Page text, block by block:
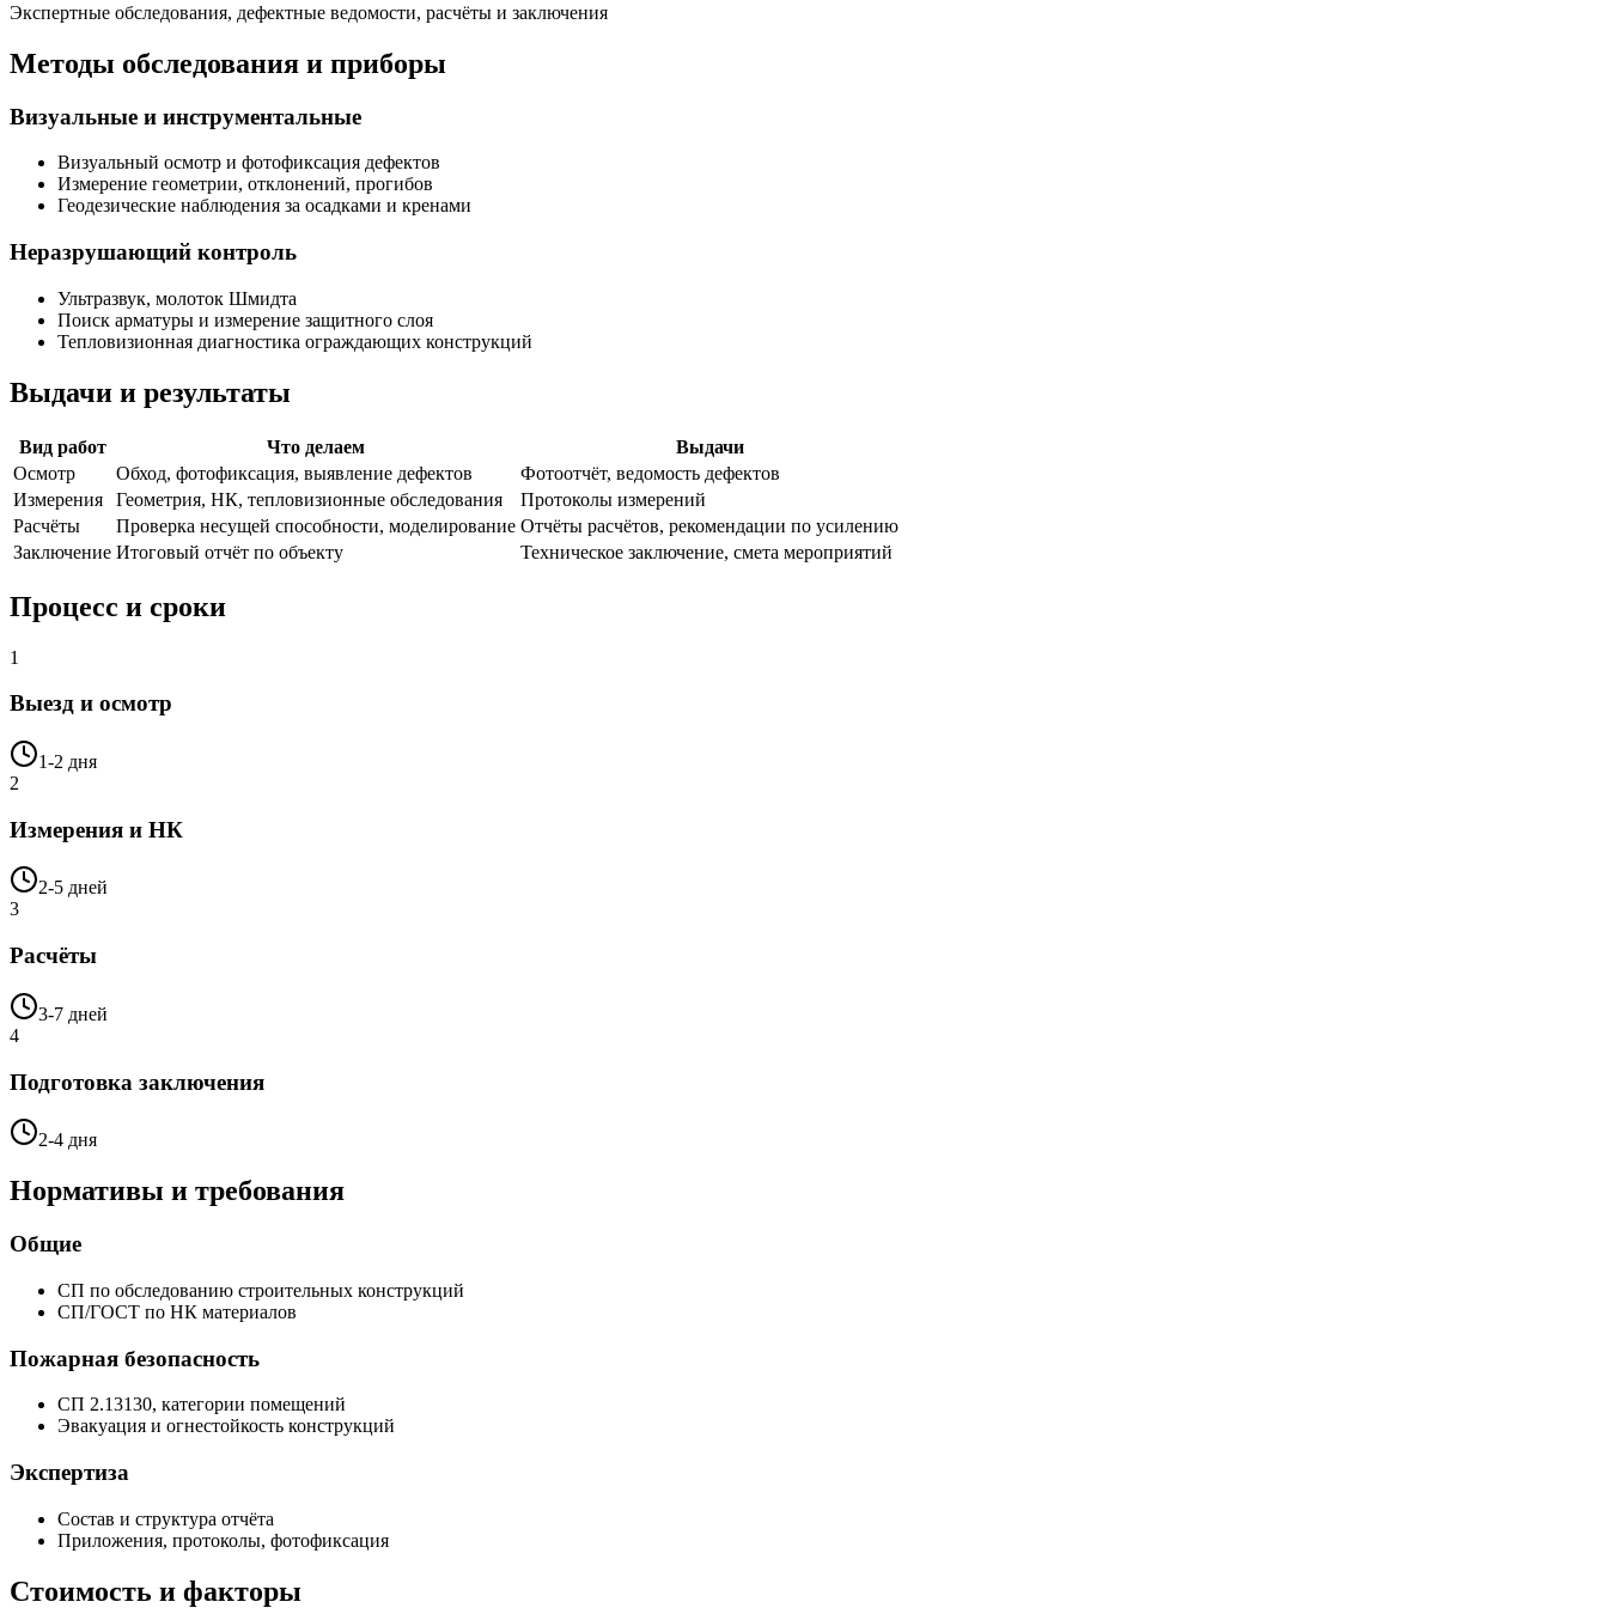
Экспертные обследования, дефектные ведомости, расчёты и заключения
Методы обследования и приборы
Визуальные и инструментальные
Визуальный осмотр и фотофиксация дефектов
Измерение геометрии, отклонений, прогибов
Геодезические наблюдения за осадками и кренами
Неразрушающий контроль
Ультразвук, молоток Шмидта
Поиск арматуры и измерение защитного слоя
Тепловизионная диагностика ограждающих конструкций
Выдачи и результаты
Вид работ Что делаем
Выдачи
Осмотр
Обход, фотофиксация, выявление дефектов
Фотоотчёт, ведомость дефектов
Измерения
Геометрия, НК, тепловизионные обследования
Протоколы измерений
Расчёты
Проверка несущей способности, моделирование Отчёты расчётов, рекомендации по усилению
Заключение Итоговый отчёт по объекту Техническое заключение, смета мероприятий
Процесс и сроки
1
Выезд и осмотр
1-2 дня
2
Измерения и НК
2-5 дней
3
Расчёты
3-7 дней
4
Подготовка заключения
2-4 дня
Нормативы и требования
Общие
СП по обследованию строительных конструкций
СП/ГОСТ по НК материалов
Пожарная безопасность
СП 2.13130, категории помещений
Эвакуация и огнестойкость конструкций
Экспертиза
Состав и структура отчёта
Приложения, протоколы, фотофиксация
Стоимость и факторы